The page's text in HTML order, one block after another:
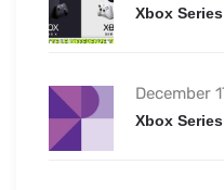
Xbox
December
Xbox